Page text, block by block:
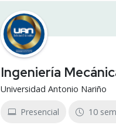
Ingeniería
Universidad Antonio Nariño
Presencial 10